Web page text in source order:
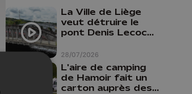
28/07/2026
La Ville de Liège
veut détruire le
pont Denis Lecocq
budget pour le
faire
L'aire de camping
de Hamoir fait un
carton auprès des